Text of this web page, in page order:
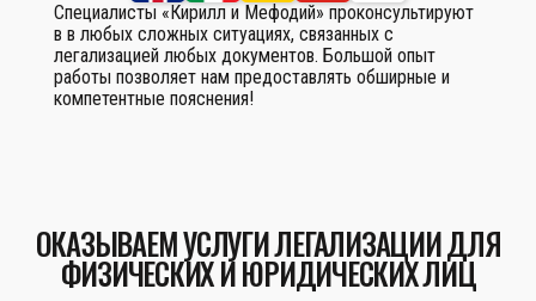
Специалисты «Кирилл и Мефодий» проконсультируют
в в любых сложных ситуациях, связанных с
легализацией любых документов. Большой опыт
работы позволяет нам предоставлять обширные и
компетентные пояснения!
ОКАЗЫВАЕМ УСЛУГИ ЛЕГАЛИЗАЦИИ ДЛЯ
ФИЗИЧЕСКИХ И ЮРИДИЧЕСКИХ ЛИЦ